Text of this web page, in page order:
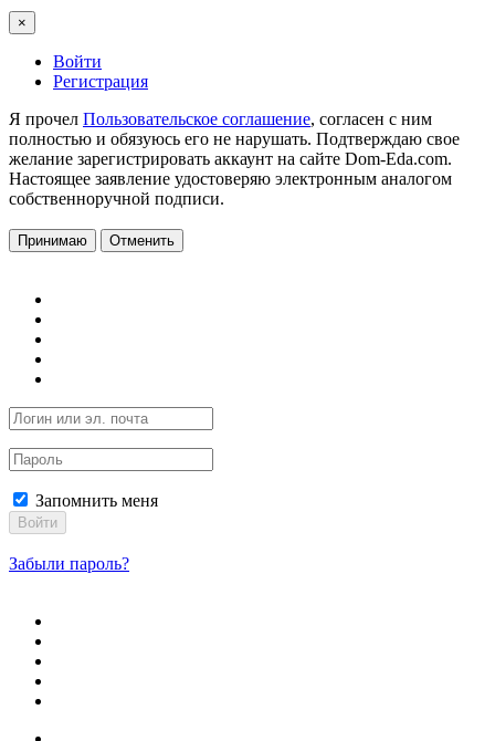
×
Войти
Регистрация
Я прочел Пользовательское соглашение, согласен с ним
полностью и обязуюсь его не нарушать. Подтверждаю свое
желание зарегистрировать аккаунт на сайте Dom-Eda.com.
Настоящее заявление удостоверяю электронным аналогом
собственноручной подписи.
Принимаю Отменить
Запомнить меня
Войти
Забыли пароль?